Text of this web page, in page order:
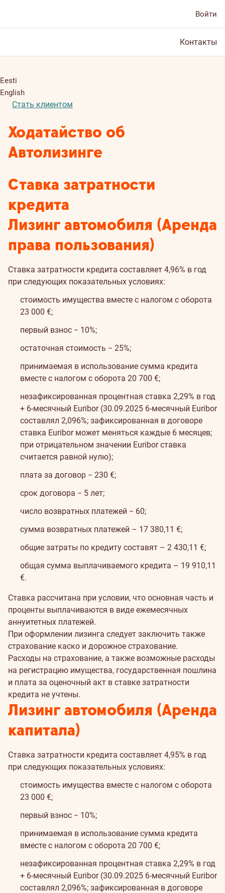
Войти
Контакты
Eesti
English
Стать клиентом
Ходатайство об
Автолизинге
Ставка затратности
кредита
Лизинг автомобиля (Аренда
права пользования)
Ставка затратности кредита составляет 4,96% в год
при следующих показательных условиях:
стоимость имущества вместе с налогом с оборота
23 000 €;
первый взнос − 10%;
остаточная стоимость − 25%;
принимаемая в использование сумма кредита
вместе с налогом с оборота 20 700 €;
незафиксированная процентная ставка 2,29% в год
+ 6-месячный Euribor (30.09.2025 6-месячный Euribor
составлял 2,096%; зафиксированная в договоре
ставка Euribor может меняться каждые 6 месяцев;
при отрицательном значении Euribor ставка
считается равной нулю);
плата за договор − 230 €;
срок договора − 5 лет;
число возвратных платежей − 60;
сумма возвратных платежей – 17 380,11 €;
общие затраты по кредиту составят – 2 430,11 €;
общая сумма выплачиваемого кредита – 19 910,11
€.
Ставка рассчитана при условии, что основная часть и
проценты выплачиваются в виде ежемесячных
аннуитетных платежей.
При оформлении лизинга следует заключить также
страхование каско и дорожное страхование.
Расходы на страхование, а также возможные расходы
на регистрацию имущества, государственная пошлина
и плата за оценочный акт в ставке затратности
кредита не учтены.
Лизинг автомобиля (Аренда
капитала)
Ставка затратности кредита составляет 4,95% в год
при следующих показательных условиях:
стоимость имущества вместе с налогом с оборота
23 000 €;
первый взнос − 10%;
принимаемая в использование сумма кредита
вместе с налогом с оборота 20 700 €;
незафиксированная процентная ставка 2,29% в год
+ 6-месячный Euribor (30.09.2025 6-месячный Euribor
составлял 2,096%; зафиксированная в договоре